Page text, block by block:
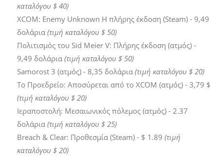
καταλόγου $ 40)
XCOM: Enemy Unknown Η πλήρης έκδοση (Steam) - 9,49
δολάρια (τιμή καταλόγου $ 50)
Πολιτισμός του Sid Meier V: Πλήρης έκδοση (ατμός) -
9,49 δολάρια (τιμή καταλόγου $ 50)
Samorost 3 (ατμός) - 8,35 δολάρια (τιμή καταλόγου $ 20)
Το Προεδρείο: Αποσύρεται από το XCOM (ατμός) - 3,79 $
(τιμή καταλόγου $ 20)
Ιεραποστολή: Μεσαιωνικός πόλεμος (ατμός) - 2.37
δολάρια (τιμή καταλόγου $ 25)
Breach & Clear: Προθεσμία (Steam) - $ 1.89 (τιμή
καταλόγου $ 20)